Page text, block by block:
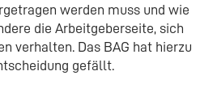
werden muss und wie
die Arbeitgeberseite, sich
verhalten. Das BAG hat hierzu
gefällt.